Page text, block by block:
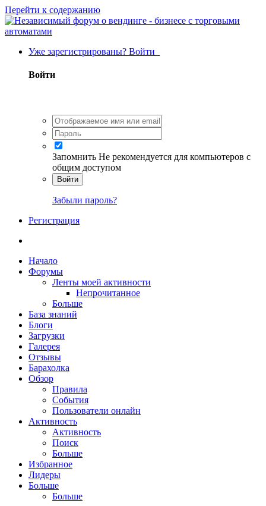
Перейти к содержанию
Уже зарегистрированы? Войти
Войти
Запомнить Не рекомендуется для компьютеров с
общим доступом
Войти
Забыли пароль?
Регистрация
Начало
Форумы
Ленты моей активности
Непрочитанное
Больше
База знаний
Блоги
Загрузки
Галерея
Отзывы
Барахолка
Обзор
Правила
События
Пользователи онлайн
Активность
Активность
Поиск
Больше
Избранное
Лидеры
Больше
Больше